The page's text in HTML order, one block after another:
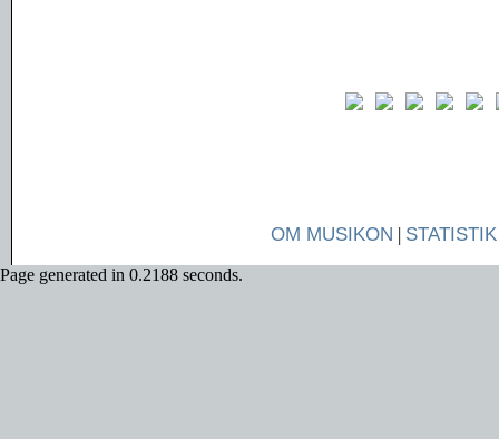
OM MUSIKON | STATISTIK
Page generated in 0.2188 seconds.